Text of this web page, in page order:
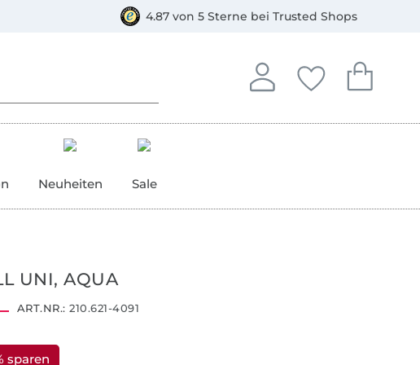
4.87 von 5 Sterne bei Trusted Shops
Anmelden
In deinem Konto
Deine
Du hast keine
Dein
Du hast
Neuheiten Sale
UNI, AQUA
ART.NR.: 210.621-4091
sparen
Vorkasse